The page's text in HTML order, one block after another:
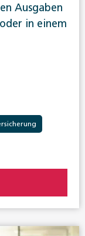
Ausgaben
in einem